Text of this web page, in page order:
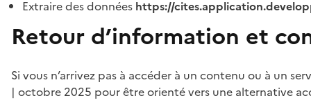
Extraire des données https://
Retour d’information et
Si vous n’arrivez pas à accéder à un contenu ou à un
| octobre 2025 pour être orienté vers une alternative